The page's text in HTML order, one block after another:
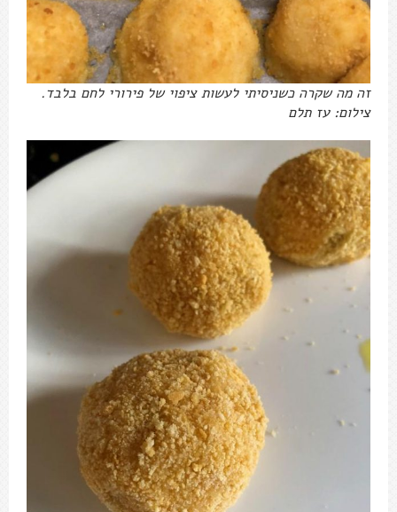
זה מה שקרה כשניסיתי לעשות ציפוי של פירורי לחם בלבד.
צילום: עז תלם